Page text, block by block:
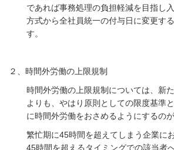
であれば事務処理の負担軽減を目指し
方式から全社員統一の付与日に変更す
す。
２、時間外労働の上限規制
時間外労働の上限規制については、新
よりも、やはり原則としての限度基準
に時間外労働をおさめるようにするの
繁忙期に45時間を超えてしまう企業に
45時間を超えるタイミングでの該当者